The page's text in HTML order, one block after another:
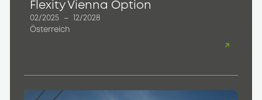
Flexity Vienna Option
02/2025 –
12/2028
Österreich